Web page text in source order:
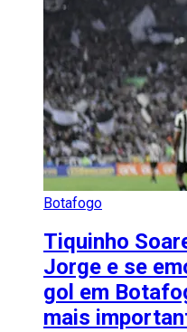
Botafogo
Tiquinho
Jorge e se
gol em
mais